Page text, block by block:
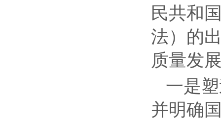
民共和
法）的
质量发
一是
并明确